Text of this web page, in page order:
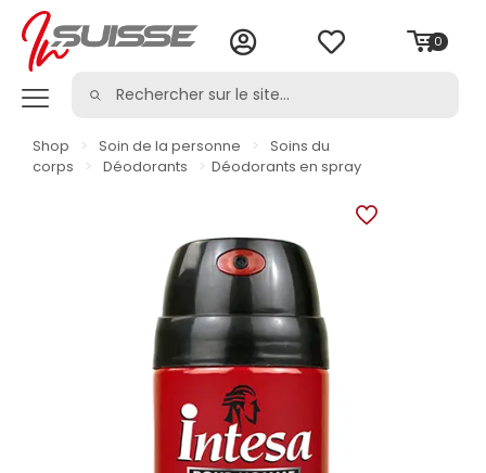
0
Shop > Soin de la personne >
Soins du
corps
> Déodorants > Déodorants en spray